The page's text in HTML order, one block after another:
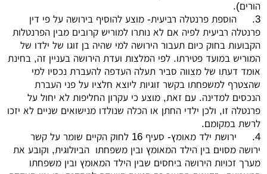
הורים).
3.
הוספת פרנטלה רביעית- מוצע להוסיף בירושה על פי דין
פרנטלה רביעית לפיה אם לא נותרו למוריש קרובים מבין הפרנטלות
הקבועות בחוק כיום תעבור הירושה למי שהיה בן זוגו של ילדו של
המוריש במועד פטירתו. לפי המלצות ועדת הירושה בעניין זה, בחינת
אומד דעתו של מצווה סביר תעלה העדפה להעברת נכסיו למי
שהצטרף למשפחתו בקשר זוגיות ליוצא חלציו על פני העברת
הנכסים למדינה. עם זאת, מוצע כי עקרון החליפות לא יחול על
פרנטלה זו, ולכן ילדי החתן או הכלה שנולדו מנישואים שניים לא יזכו
לרשת במקומם.
4.
ירושת ילד מאומץ- סעיף 16 לחוק הקיים שומר על קשר
ירושה מסוים בין הילד המאומץ ובין משפחתו הביולוגית, וקובע את
מערך זכויות הירושה ביחסים שבין הילד המאומץ ובין משפחתו